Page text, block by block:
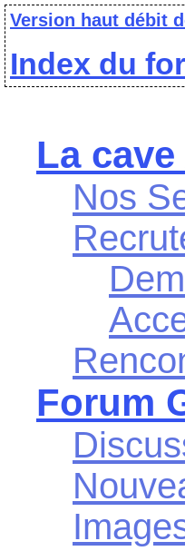
Version haut débit
Index du
La cave
Nos
Forum